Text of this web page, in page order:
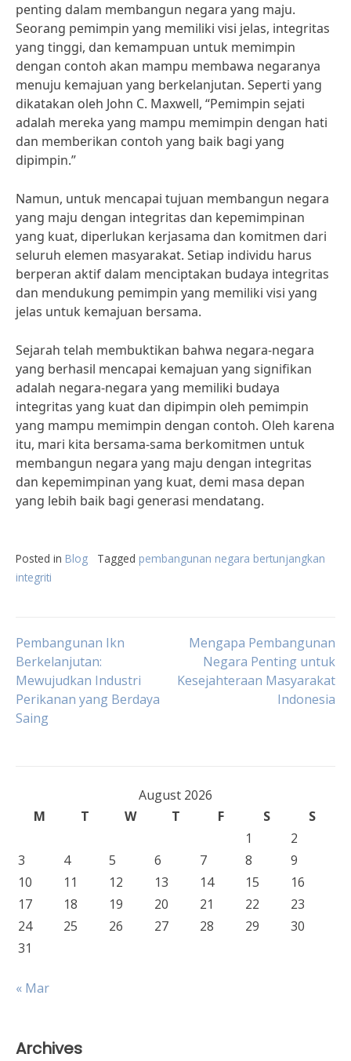
penting dalam membangun negara yang maju.
Seorang pemimpin yang memiliki visi jelas, integritas
yang tinggi, dan kemampuan untuk memimpin
dengan contoh akan mampu membawa negaranya
menuju kemajuan yang berkelanjutan. Seperti yang
dikatakan oleh John C. Maxwell, “Pemimpin sejati
adalah mereka yang mampu memimpin dengan hati
dan memberikan contoh yang baik bagi yang
dipimpin.”
Namun, untuk mencapai tujuan membangun negara
yang maju dengan integritas dan kepemimpinan
yang kuat, diperlukan kerjasama dan komitmen dari
seluruh elemen masyarakat. Setiap individu harus
berperan aktif dalam menciptakan budaya integritas
dan mendukung pemimpin yang memiliki visi yang
jelas untuk kemajuan bersama.
Sejarah telah membuktikan bahwa negara-negara
yang berhasil mencapai kemajuan yang signifikan
adalah negara-negara yang memiliki budaya
integritas yang kuat dan dipimpin oleh pemimpin
yang mampu memimpin dengan contoh. Oleh karena
itu, mari kita bersama-sama berkomitmen untuk
membangun negara yang maju dengan integritas
dan kepemimpinan yang kuat, demi masa depan
yang lebih baik bagi generasi mendatang.
Posted in Blog Tagged pembangunan negara bertunjangkan
integriti
Post
navigation
Pembangunan Ikn
Berkelanjutan:
Mewujudkan Industri
Perikanan yang Berdaya
Saing
Mengapa Pembangunan
Negara Penting untuk
Kesejahteraan Masyarakat
Indonesia
August 2026
M
T W T F S
S
1
2
3
4 5 6 7 8
9
10
11 12 13 14 15
16
17
18 19 20 21 22
23
24
25 26 27 28 29
30
31
« Mar
Archives